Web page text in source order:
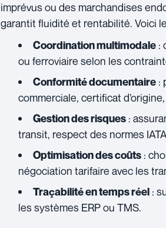
imprévus ou des marchandises
garantit fluidité et rentabilité. Voici
Coordination multimodale :
ou ferroviaire selon les
Conformité documentaire :
commerciale, certificat
Gestion des risques :
transit, respect des normes
Optimisation des coûts :
négociation tarifaire avec les
Traçabilité en temps réel :
les systèmes ERP ou TMS.